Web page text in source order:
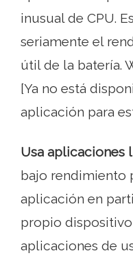
inusual de CPU.
seriamente el
útil de la batería.
[Ya no está
aplicación para
Usa aplicaciones
bajo rendimiento
aplicación en
propio dispositivo
aplicaciones de